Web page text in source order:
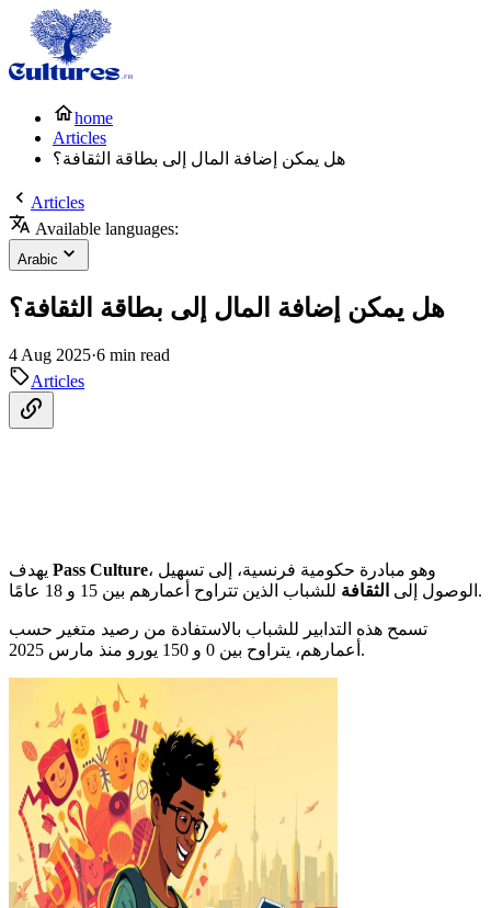
home
Articles
هل يمكن إضافة المال إلى بطاقة الثقافة؟
Articles
Available languages:
Arabic
هل يمكن إضافة المال إلى بطاقة الثقافة؟
4 Aug 2025·6 min read
Articles
Pass Culture، وهو مبادرة حكومية فرنسية، إلى تسهيل
الوصول إلى الثقافة للشباب الذين تتراوح أعمارهم بين 15 و 18 عامًا.
تسمح هذه التدابير للشباب بالاستفادة من رصيد متغير حسب
أعمارهم، يتراوح بين 0 و 150 يورو منذ مارس 2025.